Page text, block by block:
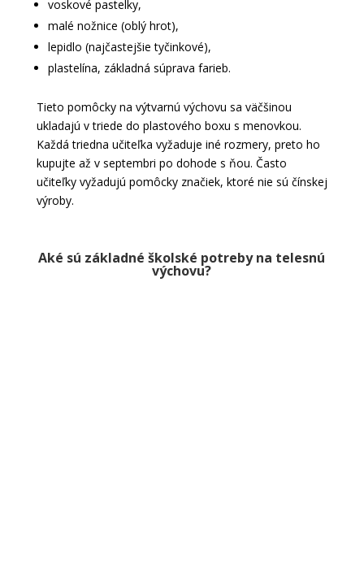
voskové pastelky,
malé nožnice (oblý hrot),
lepidlo (najčastejšie tyčinkové),
plastelína, základná súprava farieb.
Tieto pomôcky na výtvarnú výchovu sa väčšinou
ukladajú v triede do plastového boxu s menovkou.
Každá triedna učiteľka vyžaduje iné rozmery, preto ho
kupujte až v septembri po dohode s ňou. Často
učiteľky vyžadujú pomôcky značiek, ktoré nie sú čínskej
výroby.
Aké sú základné školské potreby na telesnú
výchovu?